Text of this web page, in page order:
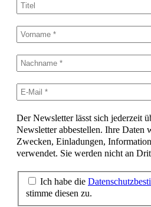
Der Newsletter lässt sich jederzeit
Newsletter abbestellen. Ihre Daten
Zwecken, Einladungen,
verwendet. Sie werden nicht an
Ich habe die
stimme diesen zu.